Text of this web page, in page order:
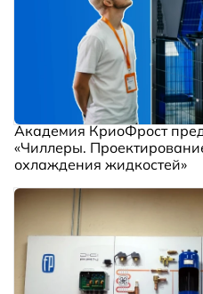
Академия КриоФрост
«Чиллеры.
охлаждения жидкостей»